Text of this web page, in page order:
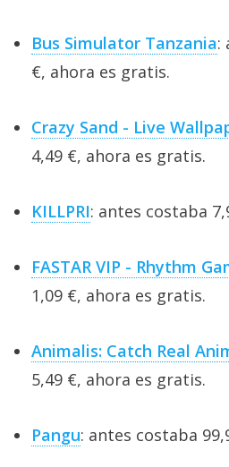
Bus Simulator Tanzania:
€, ahora es gratis.
Crazy Sand - Live
4,49 €, ahora es gratis.
KILLPRI: antes costaba
FASTAR VIP - Rhythm
1,09 €, ahora es gratis.
Animalis: Catch Real
5,49 €, ahora es gratis.
Pangu: antes costaba